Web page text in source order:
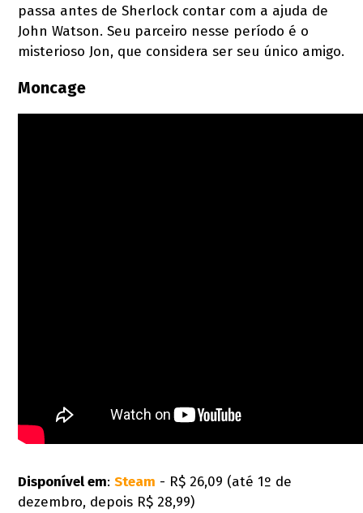
passa antes de Sherlock contar com a ajuda de
John Watson. Seu parceiro nesse período é o
misterioso Jon, que considera ser seu único amigo.
Moncage
Disponível em:Steam - R$ 26,09 (até 1º de
dezembro, depois R$ 28,99)